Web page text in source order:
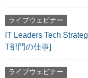
ライブウェビナー
IT Leaders Tech
T部門の仕事]
ライブウェビナー